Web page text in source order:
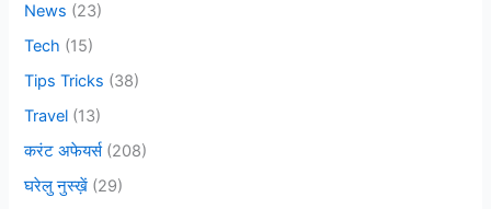
News (23)
Tech (15)
Tips Tricks (38)
Travel (13)
करंट अफेयर्स(208)
घरेलु नुस्ख़ें (29)